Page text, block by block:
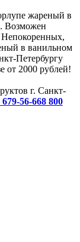
жареный в
Возможен
Непокоренных,
в ванильном
Петербургу
от 2000 рублей!
г. Санкт-
679-56-668 800